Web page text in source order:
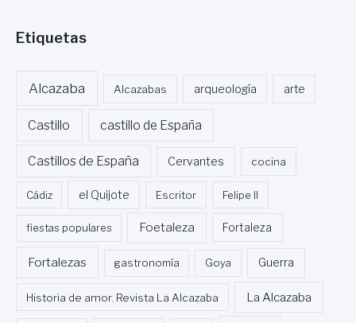
Etiquetas
Alcazaba Alcazabas arqueología arte
Castillo castillo de España
Castillos de España Cervantes cocina
Cádiz el Quijote Escritor Felipe II
fiestas populares Foetaleza Fortaleza
Fortalezas gastronomía Goya Guerra
Historia de amor. Revista La Alcazaba La Alcazaba